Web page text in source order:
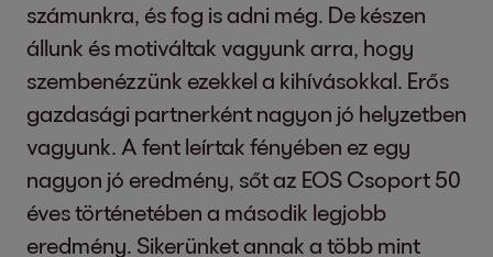
számunkra, és fog is adni még. De készen
állunk és motiváltak vagyunk arra, hogy
szembenézzünk ezekkel a kihívásokkal. Erős
gazdasági partnerként nagyon jó helyzetben
vagyunk. A fent leírtak fényében ez egy
nagyon jó eredmény, sőt az EOS Csoport 50
éves történetében a második legjobb
eredmény. Sikerünket annak a több mint